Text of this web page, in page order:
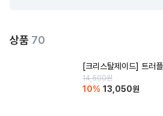
상품 70
[크리스탈제이드] 트러
14,500원
10% 13,050원